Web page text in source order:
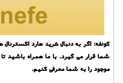
كونفه: اگر به دنبال خرید هارد
شما قرار می گیرد. با ما همراه باشید تا
موجود را به شما معرفی كنیم.